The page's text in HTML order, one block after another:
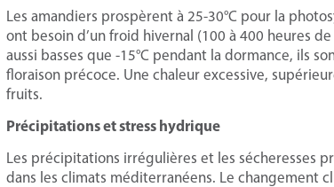
Les amandiers prospèrent à 25-30°C pour la
ont besoin d’un froid hivernal (100 à 400 heures
aussi basses que -15°C pendant la dormance, ils
floraison précoce. Une chaleur excessive,
fruits.
Précipitations et stress hydrique
Les précipitations irrégulières et les sécheresses
dans les climats méditerranéens. Le changement